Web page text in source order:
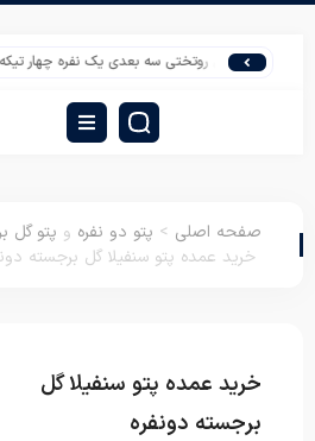
سرویس روتختی سه بعدی یک نفره چهار تیکه
صفحه اصلی > پتو دو نفره و پتو گل
خرید عمده پتو سنفیلا گل برجسته
خرید عمده پتو سنفیلا گل
برجسته دونفره